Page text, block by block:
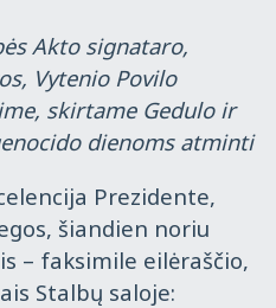
Akto signataro,
Vytenio Povilo
skirtame Gedulo ir
dienoms atminti
Prezidente,
šiandien noriu
– faksimile eilėraščio,
Stalbų saloje: